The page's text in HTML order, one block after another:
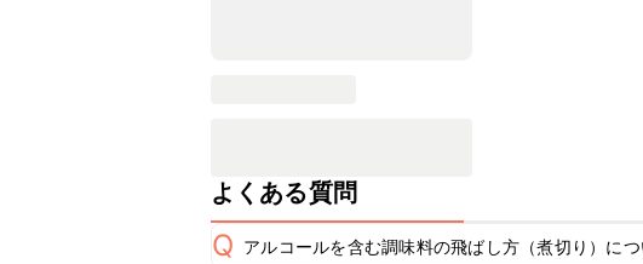
よくある質問
Q アルコールを含む調味料の飛ばし方（煮切り）につ